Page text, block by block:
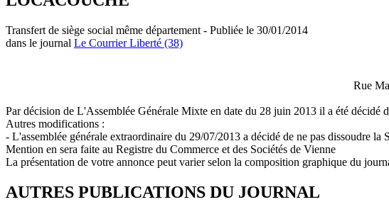
Transfert de siège social même département - Publiée le 30/01/2014
dans le journal Le Courrier Liberté (38)
Rue
Par décision de L'Assemblée Générale Mixte en date du 28 juin 2013 il a été
Autres modifications :
- L'assemblée générale extraordinaire du 29/07/2013 a décidé de ne pas dissoudre
Mention en sera faite au Registre du Commerce et des Sociétés de Vienne
La présentation de votre annonce peut varier selon la composition graphique du
AUTRES PUBLICATIONS DU JOURNAL